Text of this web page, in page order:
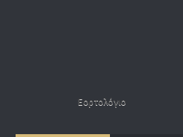
Εορτολόγιο